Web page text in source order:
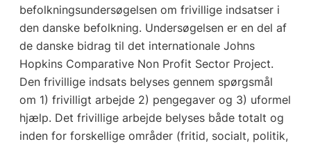
befolkningsundersøgelsen om frivillige indsatser i
den danske befolkning. Undersøgelsen er en del af
de danske bidrag til det internationale Johns
Hopkins Comparative Non Profit Sector Project.
Den frivillige indsats belyses gennem spørgsmål
om 1) frivilligt arbejde 2) pengegaver og 3) uformel
hjælp. Det frivillige arbejde belyses både totalt og
inden for forskellige områder (fritid, socialt, politik,